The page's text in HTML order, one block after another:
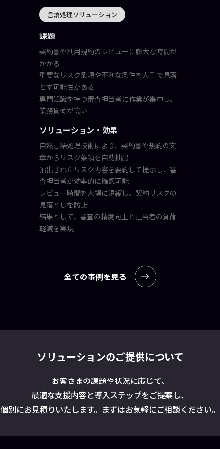
言語処理ソリューション
課題
契約書や利用規約のレビューに膨大な時間が
かかる
重要なリスク条項や不利な条件を人手で見落
とす可能性がある
専門知識を持つ審査担当者に作業が集中し、
業務負荷が高い
ソリューション・効果
自然言語処理技術により、契約書や規約の文
章からリスク条項を自動抽出
抽出されたリスク内容を要約して提示し、審
査担当者が効率的に確認可能
レビュー時間を大幅に短縮し、契約リスクの
見落としを防止
結果として、審査の精度向上と担当者の負荷
軽減を実現
全ての事例を見る
ソリューションのご提供について
お客さまの課題や状況に応じて、
最適な支援内容と導入ステップをご提案し、
個別にお見積りいたします。まずはお気軽にご相談ください。